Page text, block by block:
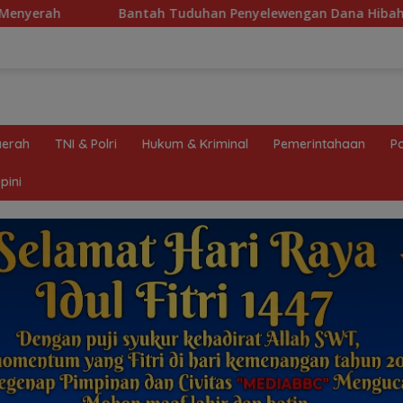
Penyelewengan Dana Hibah, Ketua KONI Palembang:
TNI & Polri Hukum & Kriminal Pemerintahaan